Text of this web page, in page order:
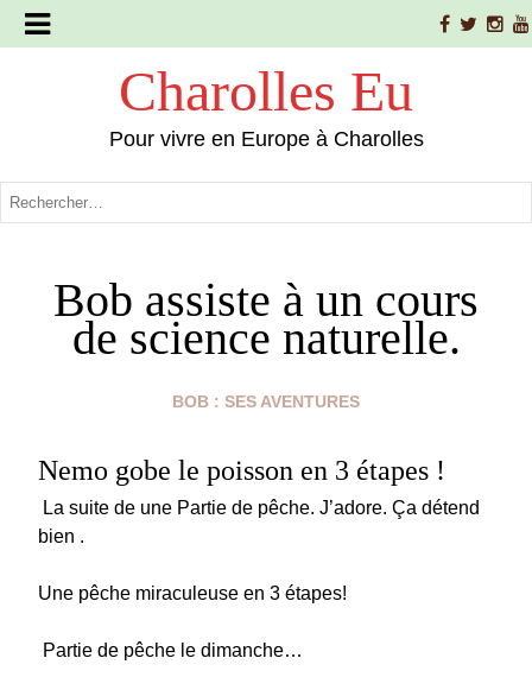
Charolles Eu
Pour vivre en Europe à Charolles
Bob assiste à un cours
de science naturelle.
BOB : SES AVENTURES
Nemo gobe le poisson en 3 étapes !
La suite de une Partie de pêche. J’adore. Ça détend
bien .
Une pêche miraculeuse en 3 étapes!
Partie de pêche le dimanche…